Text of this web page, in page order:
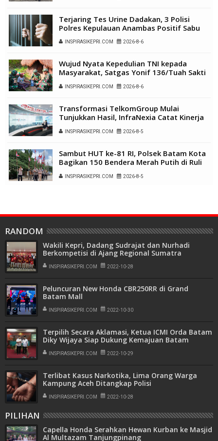
Terjaring Tes Urine Dadakan, 3 Polisi
Polres Kepulauan Anambas Positif Sabu
INSPIRASIKEPRI.COM 2026-8-6
Wujud Nyata Kepedulian TNI kepada
Masyarakat, Satgas Yonif 136/Tuah Sakti
Kalome
INSPIRASIKEPRI.COM 2026-8-6
Transformasi TelkomGroup Mulai
Tunjukkan Hasil, InfraNexia Catat Kinerja
Nasional
INSPIRASIKEPRI.COM 2026-8-5
Sambut HUT ke-81 RI, Polsek Batam Kota
Bagikan 150 Bendera Merah Putih di Ruli
INSPIRASIKEPRI.COM 2026-8-5
RANDOM
Wakili Kepri, Dadang Sudrajat dan Nurhadi
Berkompetisi di Ajang Regional Sumatra
INSPIRASIKEPRI.COM 2022-10-28
Peluncuran New Honda CBR250RR di Grand
Batam Mall
INSPIRASIKEPRI.COM 2022-10-30
Terpilih Secara Aklamasi, Ketua ICMI Orda Batam
Diky Wijaya Siap Dukung Kemajuan Batam
INSPIRASIKEPRI.COM 2022-10-29
Terlibat Kasus Narkotika, Lima Orang Warga
Kampung Aceh Ditangkap Polisi
INSPIRASIKEPRI.COM 2022-10-28
PILIHAN
Capella Honda Serahkan Hewan Kurban ke Masjid
Al Multazam Tanjungpinang